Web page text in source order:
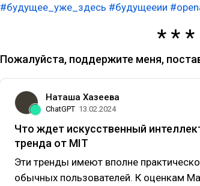
#будущее_уже_здесь #будущееии
Пожалуйста, поддержите меня,
Наташа Хазеева
ChatGPT 13.02.2024
Что ждет искусственный
тренда от MIT
Эти тренды имеют вполне
обычных пользователей. К оценкам